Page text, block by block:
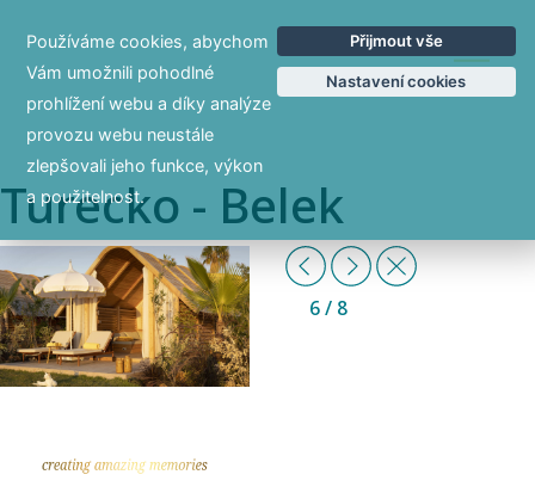
EN
Turecko - Belek
Previous
Další
6/ 8
Zpět
Používáme cookies, abychom
Vám umožnili pohodlné
prohlížení webu a díky analýze
provozu webu neustále
zlepšovali jeho funkce, výkon
a použitelnost.
Přijmout vše
Nastavení cookies